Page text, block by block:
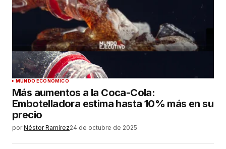
MUNDO ECONÓMICO
Más aumentos a la Coca-Cola:
Embotelladora estima hasta 10% más en su
precio
por Néstor Ramírez24 de octubre de 2025